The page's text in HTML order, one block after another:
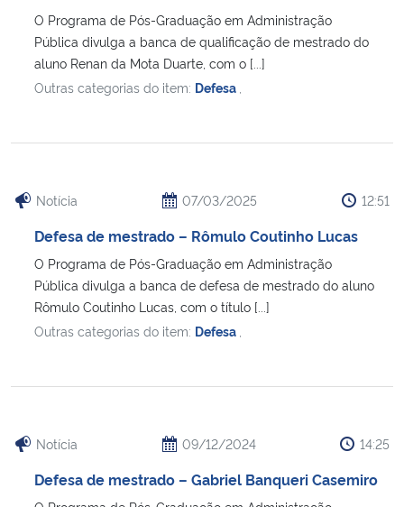
O Programa de Pós-Graduação em Administração
Pública divulga a banca de qualificação de mestrado do
aluno Renan da Mota Duarte, com o [...]
Outras categorias do item: Defesa
Notícia 07/03/2025 12:51
Defesa de mestrado – Rômulo Coutinho Lucas
O Programa de Pós-Graduação em Administração
Pública divulga a banca de defesa de mestrado do aluno
Rômulo Coutinho Lucas, com o título [...]
Outras categorias do item: Defesa
Notícia 09/12/2024 14:25
Defesa de mestrado – Gabriel Banqueri Casemiro